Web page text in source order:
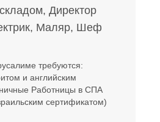
Директор
Маляр, Шеф
требуются:
и английским
Работницы в СПА
сертификатом)